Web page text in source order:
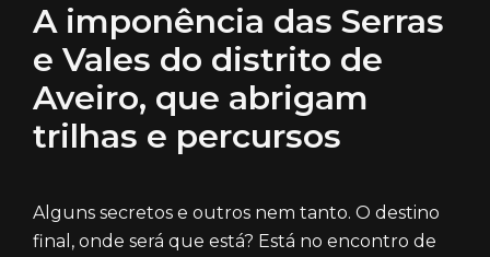
A imponência das Serras
e Vales do distrito de
Aveiro, que abrigam
trilhas e percursos
Alguns secretos e outros nem tanto. O destino
final, onde será que está? Está no encontro de